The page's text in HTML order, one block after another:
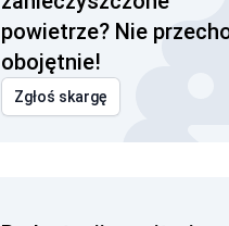
powietrze? Nie
obojętnie!
Zgłoś skargę